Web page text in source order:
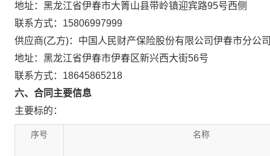
地址：黑龙江省伊春市大箐山县带岭镇迎宾路95号西侧
联系方式：15806997999
供应商(乙方)：中国人民财产保险股份有限公司伊春市分公
地址：黑龙江省伊春市伊春区新兴西大街56号
联系方式：18645865218
六、合同主要信息
主要标的：
序号 名称